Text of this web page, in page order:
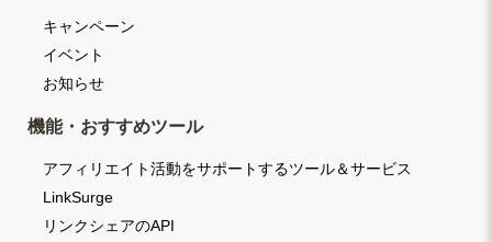
キャンペーン
イベント
お知らせ
機能・おすすめツール
アフィリエイト活動をサポートするツール＆サービス
LinkSurge
リンクシェアのAPI